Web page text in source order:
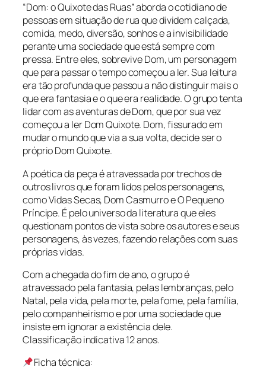
“Dom: o Quixote das Ruas” aborda o cotidiano de
pessoas em situação de rua que dividem calçada,
comida, medo, diversão, sonhos e a invisibilidade
perante uma sociedade que está sempre com
pressa. Entre eles, sobrevive Dom, um personagem
que para passar o tempo começou a ler. Sua leitura
era tão profunda que passou a não distinguir mais o
que era fantasia e o que era realidade. O grupo tenta
lidar com as aventuras de Dom, que por sua vez
começou a ler Dom Quixote. Dom, fissurado em
mudar o mundo que via a sua volta, decide ser o
próprio Dom Quixote.
A poética da peça é atravessada por trechos de
outros livros que foram lidos pelos personagens,
como Vidas Secas, Dom Casmurro e O Pequeno
Príncipe. É pelo universo da literatura que eles
questionam pontos de vista sobre os autores e seus
personagens, às vezes, fazendo relações com suas
próprias vidas.
Com a chegada do fim de ano, o grupo é
atravessado pela fantasia, pelas lembranças, pelo
Natal, pela vida, pela morte, pela fome, pela família,
pelo companheirismo e por uma sociedade que
insiste em ignorar a existência dele.
Classificação indicativa 12 anos.
Ficha técnica: